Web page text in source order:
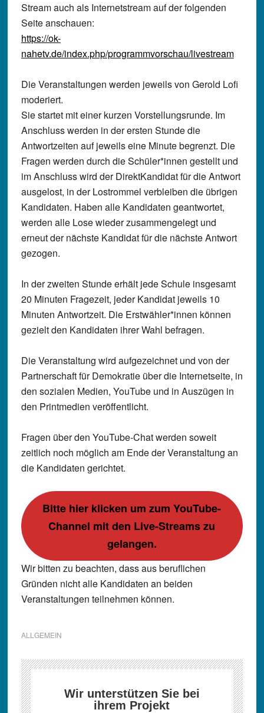
Stream auch als Internetstream auf der folgenden
Seite anschauen:
https://ok-
nahetv.de/index.php/programmvorschau/livestream
Die Veranstaltungen werden jeweils von Gerold Lofi
moderiert.
Sie startet mit einer kurzen Vorstellungsrunde. Im
Anschluss werden in der ersten Stunde die
Antwortzeiten auf jeweils eine Minute begrenzt. Die
Fragen werden durch die Schüler*innen gestellt und
im Anschluss wird der DirektKandidat für die Antwort
ausgelost, in der Lostrommel verbleiben die übrigen
Kandidaten. Haben alle Kandidaten geantwortet,
werden alle Lose wieder zusammengelegt und
erneut der nächste Kandidat für die nächste Antwort
gezogen.
In der zweiten Stunde erhält jede Schule insgesamt
20 Minuten Fragezeit, jeder Kandidat jeweils 10
Minuten Antwortzeit. Die Erstwähler*innen können
gezielt den Kandidaten ihrer Wahl befragen.
Die Veranstaltung wird aufgezeichnet und von der
Partnerschaft für Demokratie über die Internetseite, in
den sozialen Medien, YouTube und in Auszügen in
den Printmedien veröffentlicht.
Fragen über den YouTube-Chat werden soweit
zeitlich noch möglich am Ende der Veranstaltung an
die Kandidaten gerichtet.
Bitte hier klicken um zum YouTube-
Channel mit den Live-Streams zu
gelangen.
Wir bitten zu beachten, dass aus beruflichen
Gründen nicht alle Kandidaten an beiden
Veranstaltungen teilnehmen können.
ALLGEMEIN
Wir unterstützen Sie bei
ihrem Projekt